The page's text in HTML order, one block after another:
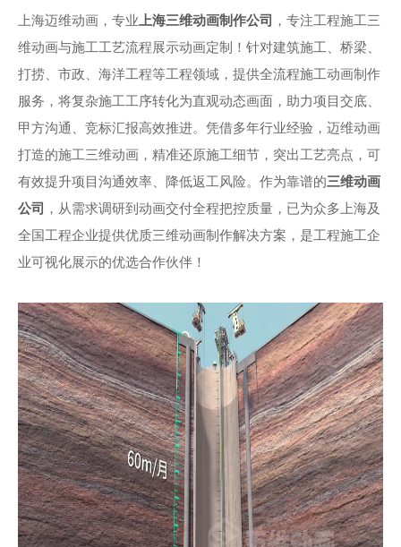
上海迈维动画，专业 上海三维动画制作公司 ，专注工程施工三
维动画与施工工艺流程展示动画定制！针对建筑施工、桥梁、
打捞、市政、海洋工程等工程领域，提供全流程施工动画制作
服务，将复杂施工工序转化为直观动态画面，助力项目交底、
甲方沟通、竞标汇报高效推进。凭借多年行业经验，迈维动画
打造的施工三维动画，精准还原施工细节，突出工艺亮点，可
有效提升项目沟通效率、降低返工风险。作为靠谱的三维动画
公司 ，从需求调研到动画交付全程把控质量，已为众多上海及
全国工程企业提供优质三维动画制作解决方案，是工程施工企
业可视化展示的优选合作伙伴！